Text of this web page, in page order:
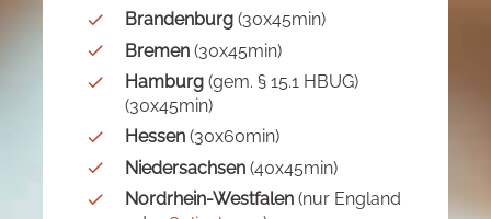
Brandenburg (30x45min)
Bremen (30x45min)
Hamburg (gem. § 15.1 HBUG)
(30x45min)
Hessen (30x60min)
Niedersachsen (40x45min)
Nordrhein-Westfalen (nur England